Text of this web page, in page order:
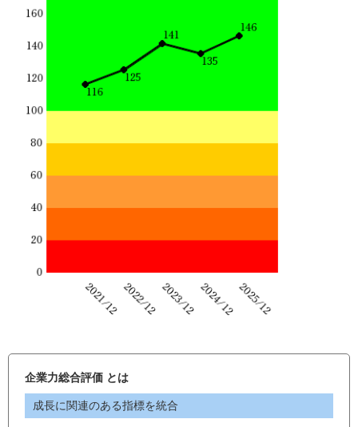
企業力総合評価 とは
成長に関連のある指標を統合